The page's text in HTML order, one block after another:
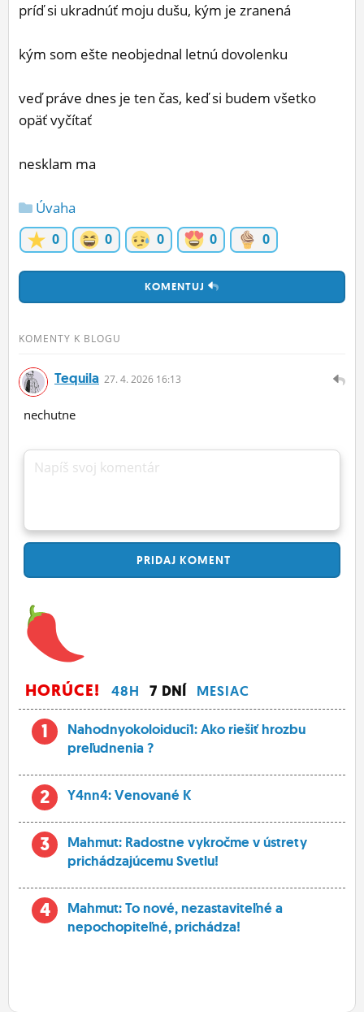
príď si ukradnúť moju dušu, kým je zranená
kým som ešte neobjednal letnú dovolenku
veď práve dnes je ten čas, keď si budem všetko
opäť vyčítať
nesklam ma
Úvaha
0 0 0 0 0
KOMENTUJ
KOMENTY K BLOGU
Tequila 27. 4. 2026 16:13
nechutne
Napíš svoj komentár
PRIDAJ KOMENT
HORÚCE! 48H 7 DNÍ MESIAC
1
Nahodnyokoloiduci1: Ako riešiť hrozbu
preľudnenia ?
2 Y4nn4: Venované K
3
Mahmut: Radostne vykročme v ústrety
prichádzajúcemu Svetlu!
4
Mahmut: To nové, nezastaviteľné a
nepochopiteľné, prichádza!